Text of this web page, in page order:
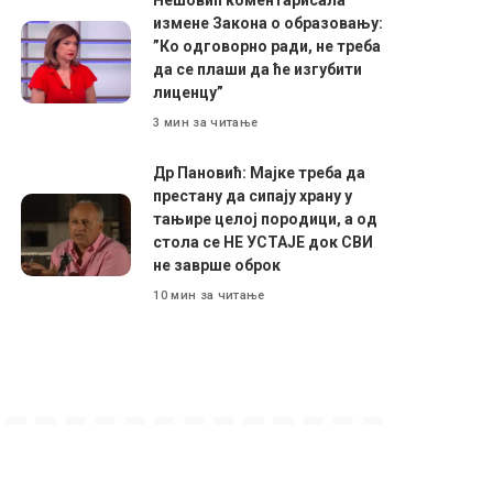
измене Закона о образовању:
”Ко одговорно ради, не треба
да се плаши да ће изгубити
лиценцу”
3 мин за читање
Др Пановић: Мајке треба да
престану да сипају храну у
тањире целој породици, а од
стола се НЕ УСТАЈЕ док СВИ
не заврше оброк
10 мин за читање